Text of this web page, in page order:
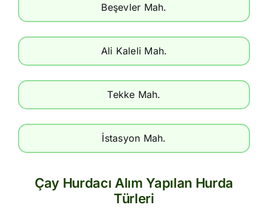
Beşevler Mah.
Ali Kaleli Mah.
Tekke Mah.
İstasyon Mah.
Çay Hurdacı Alım Yapılan Hurda
Türleri